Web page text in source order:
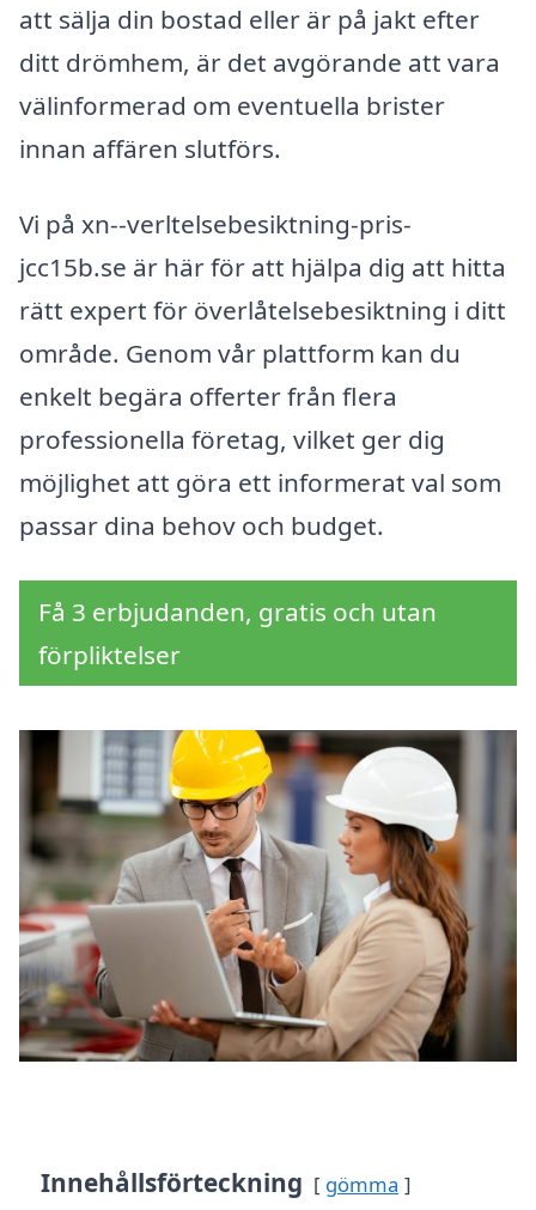
att sälja din bostad eller är på jakt efter
ditt drömhem, är det avgörande att vara
välinformerad om eventuella brister
innan affären slutförs.
Vi på xn--verltelsebesiktning-pris-
jcc15b.se är här för att hjälpa dig att hitta
rätt expert för överlåtelsebesiktning i ditt
område. Genom vår plattform kan du
enkelt begära offerter från flera
professionella företag, vilket ger dig
möjlighet att göra ett informerat val som
passar dina behov och budget.
Få 3 erbjudanden, gratis och utan
förpliktelser
Innehållsförteckning gömma